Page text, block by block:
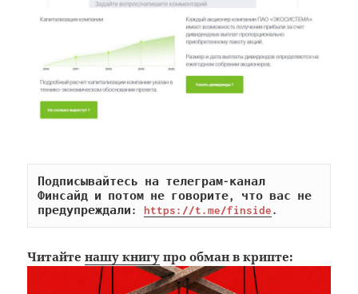
Подписывайтесь на телеграм-канал
Финсайд и потом не говорите, что вас не
предупреждали: https://t.me/finside.
Читайтенашу книгу про обман в крипте: